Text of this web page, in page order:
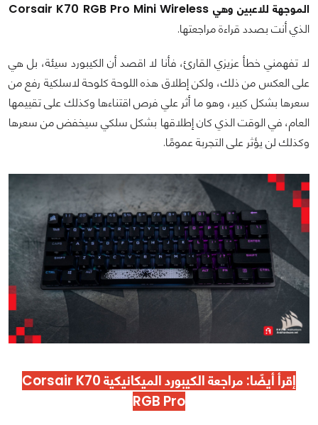
الموجهة للاعبين وهي Corsair K70 RGB Pro Mini Wireless
الذي أنت بصدد قراءة مراجعتها.
لا تفهمني خطأ عزيزي القارئ، فأنا لا اقصد أن الكيبورد سيئة، بل هي
على العكس من ذلك، ولكن إطلاق هذه اللوحة كلوحة لاسلكية رفع من
سعرها بشكل كبير، وهو ما أثر علي فرص اقتناءها وكذلك على تقييمها
العام، في الوقت الذي كان إطلاقها بشكل سلكي سيخفض من سعرها
وكذلك لن يؤثر على التجربة عمومًا.
إقرأ أيضًا:
مراجعة الكيبورد الميكانيكية Corsair K70
RGB Pro